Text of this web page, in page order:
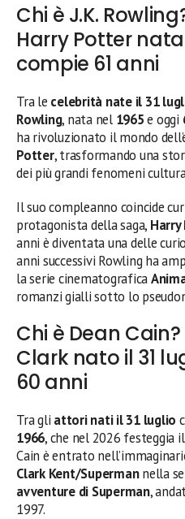
Chi è J.K.
Harry Potter nata
compie 61 anni
Tra le celebrità nate il 31
Rowling, nata nel 1965e oggi
ha rivoluzionato il mondo
Potter, trasformando una
dei più grandi fenomeni
Il suo compleanno coincide
protagonista della saga,
anni è diventata una delle
anni successivi Rowling ha
la serie cinematografica
romanzi gialli sotto lo
Chi è Dean
Clark nato il 31
60 anni
Tra gli attori nati il 31 luglio
1966, che nel 2026 festeggia
Cain è entrato
Clark Kent/Supermannella
avventure di Superman,
1997.